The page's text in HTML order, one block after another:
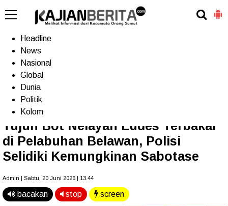
Home
Headline
News
Nasional
Global
Dunia
Politik
Kolom
Terkini
Tujuh Bot Nelayan Ludes Terbakar
di Pelabuhan Belawan, Polisi
Selidiki Kemungkinan Sabotase
Admin | Sabtu, 20 Juni 2026 | 13.44
bacakan stop screen